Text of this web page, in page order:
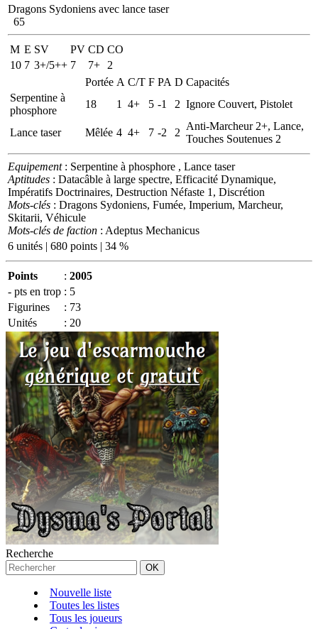
Dragons Sydoniens avec lance taser
65
M E SV PV CD CO
10 7 3+/5++ 7 7+
2
Portée A C/T F PA D Capacités
Serpentine à
phosphore
18 1 4+ 5 -1 2 Ignore Couvert, Pistolet
Lance taser Mêlée 4 4+ 7 -2 2
Anti-Marcheur 2+, Lance,
Touches Soutenues 2
Equipement: Serpentine à phosphore , Lance taser
Aptitudes : Datacâble à large spectre, Efficacité Dynamique,
Impératifs Doctrinaires, Destruction Néfaste 1, Discrétion
Mots-clés : Dragons Sydoniens, Fumée, Imperium, Marcheur,
Skitarii, Véhicule
Mots-clés de faction : Adeptus Mechanicus
6 unités | 680 points | 34 %
Points : 2005
- pts en trop : 5
Figurines
: 73
Unités
: 20
Recherche
Nouvelle liste
Toutes les listes
Tous les joueurs